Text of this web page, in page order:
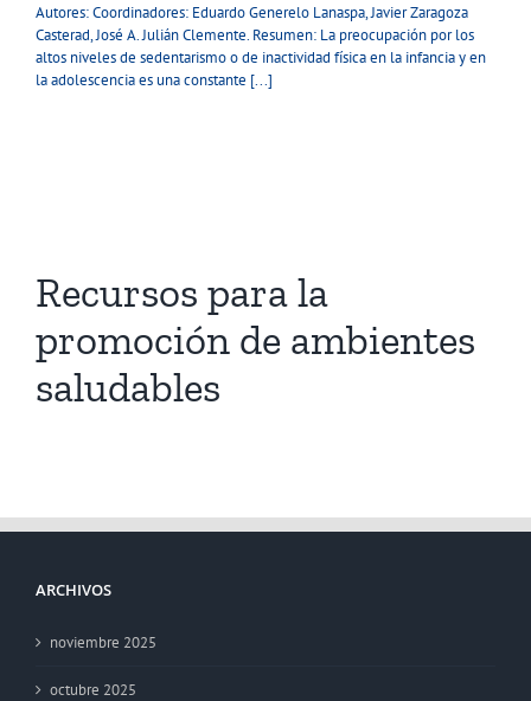
Autores: Coordinadores: Eduardo Generelo Lanaspa, Javier Zaragoza
Casterad, José A. Julián Clemente. Resumen: La preocupación por los
altos niveles de sedentarismo o de inactividad física en la infancia y en
la adolescencia es una constante [...]
Recursos para la
promoción de ambientes
saludables
ARCHIVOS
noviembre 2025
octubre 2025